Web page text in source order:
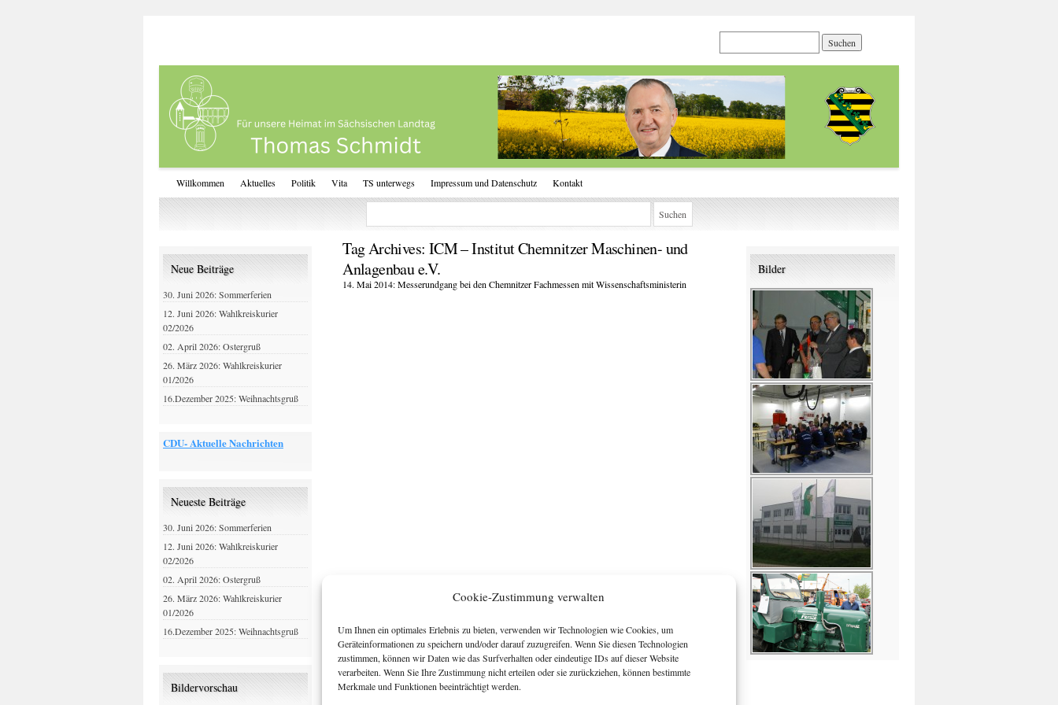
Cookie-Zustimmung verwalten
Um Ihnen ein optimales Erlebnis zu bieten, verwenden wir Technologien wie Cookies, um
Geräteinformationen zu speichern und/oder darauf zuzugreifen. Wenn Sie diesen Technologien
zustimmen, können wir Daten wie das Surfverhalten oder eindeutige IDs auf dieser Website
verarbeiten. Wenn Sie Ihre Zustimmung nicht erteilen oder sie zurückziehen, können bestimmte
Merkmale und Funktionen beeinträchtigt werden.
Willkommen Aktuelles Politik Vita TS unterwegs Impressum und Datenschutz Kontakt
Tag Archives: ICM – Institut Chemnitzer Maschinen- und
Anlagenbau e.V.
14. Mai 2014: Messerundgang bei den Chemnitzer Fachmessen mit Wissenschaftsministerin
Neue Beiträge
30. Juni 2026: Sommerferien
12. Juni 2026: Wahlkreiskurier
02/2026
02. April 2026: Ostergruß
26. März 2026: Wahlkreiskurier
01/2026
16.Dezember 2025: Weihnachtsgruß
CDU- Aktuelle Nachrichten
Neueste Beiträge
30. Juni 2026: Sommerferien
12. Juni 2026: Wahlkreiskurier
02/2026
02. April 2026: Ostergruß
26. März 2026: Wahlkreiskurier
01/2026
16.Dezember 2025: Weihnachtsgruß
Bildervorschau
Bilder